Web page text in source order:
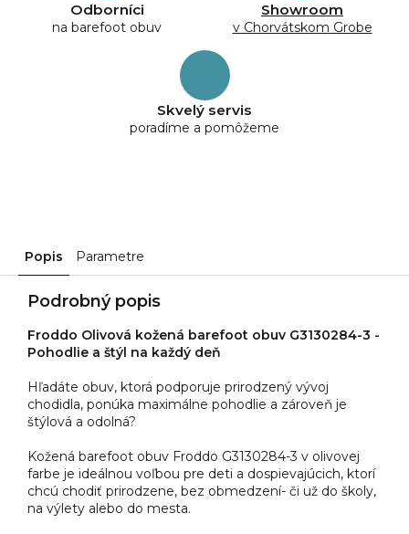
Odborníci
na barefoot obuv
Showroom
v Chorvátskom Grobe
Skvelý servis
poradíme a pomôžeme
Popis Parametre
Podrobný popis
Froddo Olivová kožená barefoot obuv G3130284-3 -
Pohodlie a štýl na každý deň
Hľadáte obuv, ktorá podporuje prirodzený vývoj
chodidla, ponúka maximálne pohodlie a zároveň je
štýlová a odolná?
Kožená barefoot obuv Froddo G3130284-3 v olivovej
farbe je ideálnou voľbou pre deti a dospievajúcich, ktorí
chcú chodiť prirodzene, bez obmedzení- či už do školy,
na výlety alebo do mesta.